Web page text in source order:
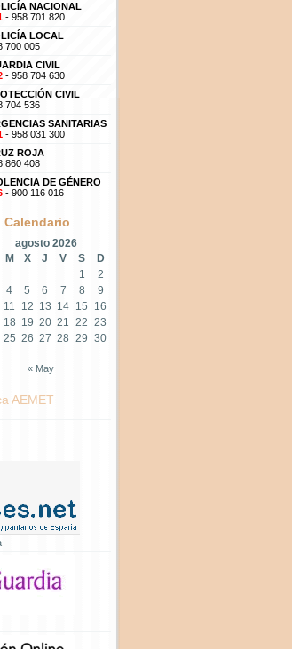
NACIONAL
- 958 701 820
LOCAL
700 005
CIVIL
- 958 704 630
CIVIL
704 536
SANITARIAS
- 958 031 300
ROJA
860 408
DE GÉNERO
- 900 116 016
Calendario
agosto 2026
M X J V S
D
1
2
4 5 6 7 8
9
11 12 13 14 15
16
18 19 20 21 22 23
25 26 27 28 29 30
« May
AEMET